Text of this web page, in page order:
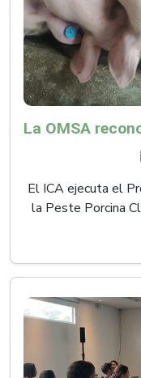
El ICA ejecuta el
la Peste Porcina